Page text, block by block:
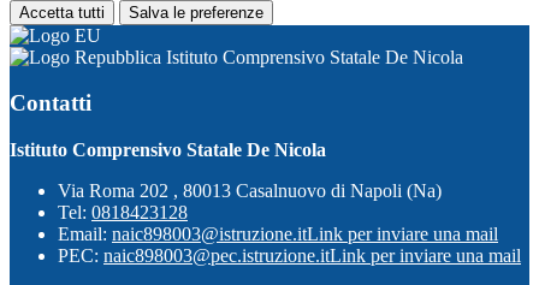
Accetta tutti Salva le preferenze
Istituto Comprensivo Statale De Nicola
Contatti
Istituto Comprensivo Statale De Nicola
Via Roma 202 , 80013 Casalnuovo di Napoli (Na)
Tel: 0818423128
Email: naic898003@istruzione.itLink per inviare una mail
PEC: naic898003@pec.istruzione.itLink per inviare una mail